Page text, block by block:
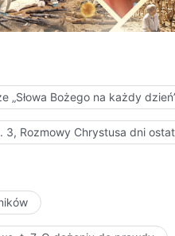
„Słowa Bożego na każdy
3, Rozmowy Chrystusa dni